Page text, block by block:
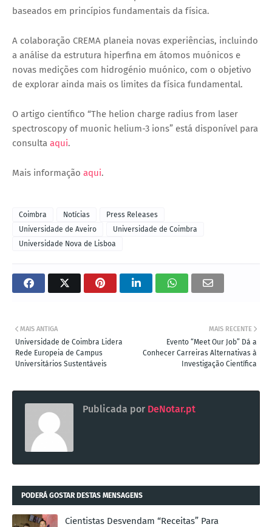
baseados em princípios fundamentais da física.
A colaboração CREMA planeia novas experiências, incluindo
a análise da estrutura hiperfina em átomos muónicos e
novas medições com hidrogénio muónico, com o objetivo
de explorar ainda mais os limites da física fundamental.
O artigo científico “The helion charge radius from laser
spectroscopy of muonic helium-3 ions” está disponível para
consulta aqui.
Mais informação aqui.
Coimbra Notícias
Press Releases
Universidade de Aveiro
Universidade de Coimbra
Universidade Nova de Lisboa
MAIS RECENTE
Evento “Meet Our Job” Dá a
Conhecer Carreiras Alternativas à
Investigação Científica
MAIS ANTIGA
Universidade de Coimbra Lidera
Rede Europeia de Campus
Universitários Sustentáveis
Publicada por DeNotar.pt
PODERÁ GOSTAR DESTAS MENSAGENS
Cientistas Desvendam “Receitas” Para